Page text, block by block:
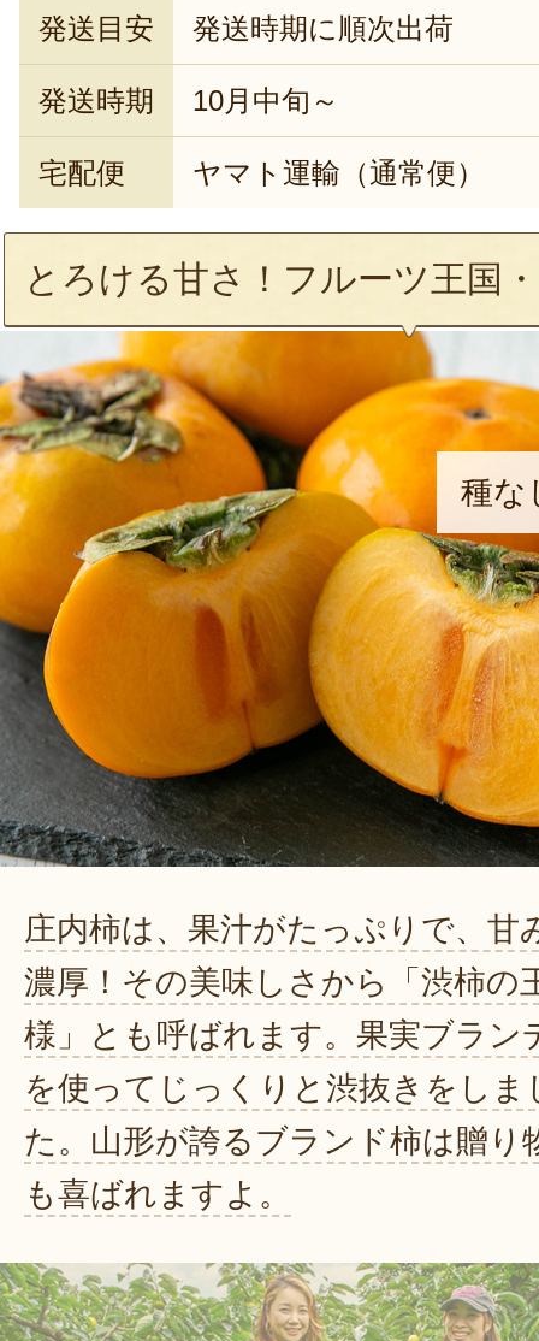
発送目安 発送時期に順次出荷
発送時期 10月中旬～
宅配便 ヤマト運輸（通常便）
とろける甘さ！フルーツ王国
種な
庄内柿は、果汁がたっぷりで、甘
濃厚！その美味しさから「渋柿の
様」とも呼ばれます。果実ブラン
を使ってじっくりと渋抜きをしま
た。山形が誇るブランド柿は贈り
も喜ばれますよ。